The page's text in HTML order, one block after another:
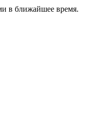
в ближайшее время.